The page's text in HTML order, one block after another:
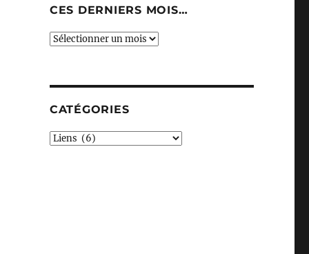
CES DERNIERS MOIS…
Ces
CATÉGORIES
Catégories